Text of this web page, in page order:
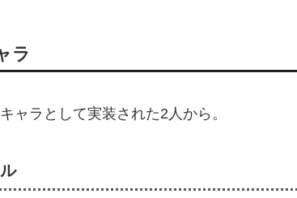
ラ
ャラとして実装された2人から。